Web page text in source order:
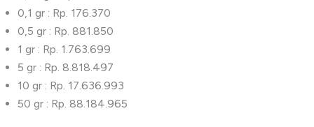
0,1 gr : Rp. 176.370
0,5 gr : Rp. 881.850
1 gr : Rp. 1.763.699
5 gr : Rp. 8.818.497
10 gr : Rp. 17.636.993
50 gr : Rp. 88.184.965